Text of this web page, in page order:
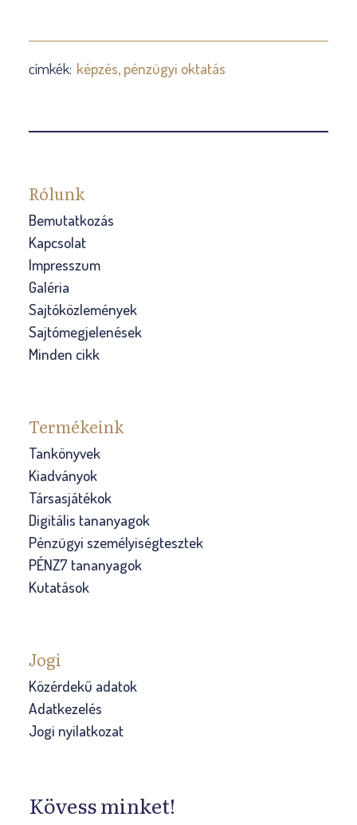
címkék: képzés pénzügyi oktatás
Rólunk
Bemutatkozás
Kapcsolat
Impresszum
Galéria
Sajtóközlemények
Sajtómegjelenések
Minden cikk
Termékeink
Tankönyvek
Kiadványok
Társasjátékok
Digitális tananyagok
Pénzügyi személyiségtesztek
PÉNZ7 tananyagok
Kutatások
Jogi
Közérdekű adatok
Adatkezelés
Jogi nyilatkozat
Kövess minket!